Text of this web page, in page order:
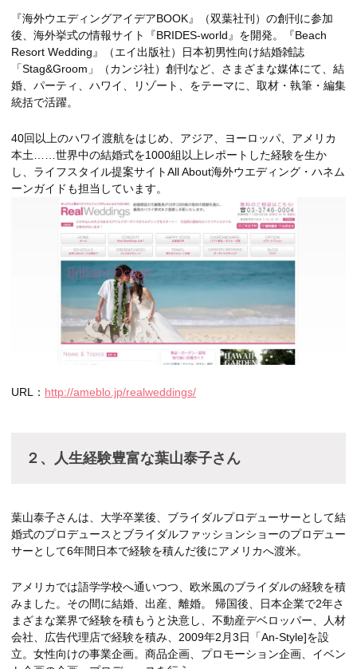
『海外ウエディングアイデアBOOK』（双葉社刊）の創刊に参加
後、海外挙式の情報サイト『BRIDES-world』を開発。『Beach
Resort Wedding』（エイ出版社）日本初男性向け結婚雑誌
「Stag&Groom」（カンジ社）創刊など、さまざまな媒体にて、結
婚、パーティ、ハワイ、リゾート、をテーマに、取材・執筆・編集
統括で活躍。
40回以上のハワイ渡航をはじめ、アジア、ヨーロッパ、アメリカ
本土……世界中の結婚式を1000組以上レポートした経験を生か
し、ライフスタイル提案サイトAll About海外ウエディング・ハネム
ーンガイドも担当しています。
URL： http://ameblo.jp/realweddings/
２、人生経験豊富な葉山泰子さん
葉山泰子さんは、大学卒業後、ブライダルプロデューサーとして結
婚式のプロデュースとブライダルファッションショーのプロデュー
サーとして6年間日本で経験を積んだ後にアメリカへ渡米。
アメリカでは語学学校へ通いつつ、欧米風のブライダルの経験を積
みました。その間に結婚、出産、離婚。 帰国後、日本企業で2年さ
まざまな業界で経験を積もうと決意し、不動産デベロッパー、人材
会社、広告代理店で経験を積み、2009年2月3日「An-Style]を設
立。女性向けの事業企画。商品企画、プロモーション企画、イベン